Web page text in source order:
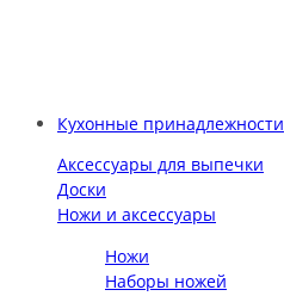
Кухонные принадлежности
Аксессуары для выпечки
Доски
Ножи и аксессуары
Ножи
Наборы ножей